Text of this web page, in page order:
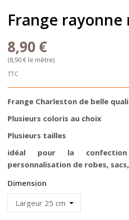
Frange rayonne
8,90 €
(8,90 € le mètre)
TTC
Frange Charleston de belle
Plusieurs coloris au choix
Plusieurs tailles
idéal pour la
personnalisation de robes,
Dimension